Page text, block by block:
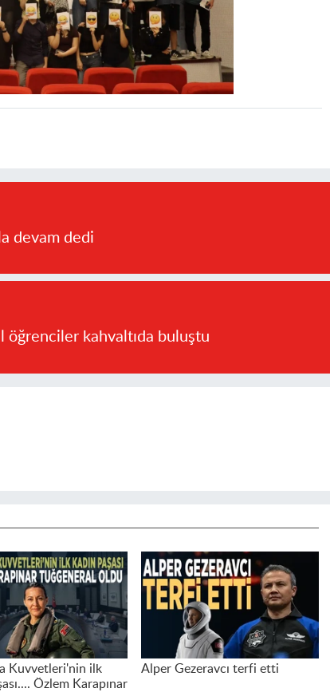
devam dedi
öğrenciler kahvaltıda buluştu
Kuvvetleri'nin ilk
Özlem Karapınar
Alper Gezeravcı terfi etti